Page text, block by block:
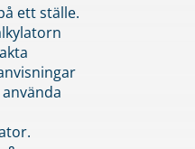
ett ställe.